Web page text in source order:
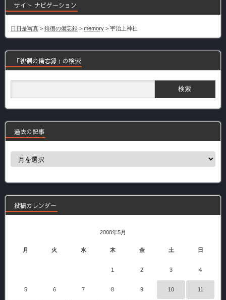
サイト ナビゲーション
日日是写真 > 徘徊の備忘録 > memory > 宇治上神社
「徘徊の備忘録」の検索
過去の記事
過
事
投稿カレンダー
2008年5月
月 火 水 木 金 土 日
1 2 3 4
5 6 7 8 9 10 11